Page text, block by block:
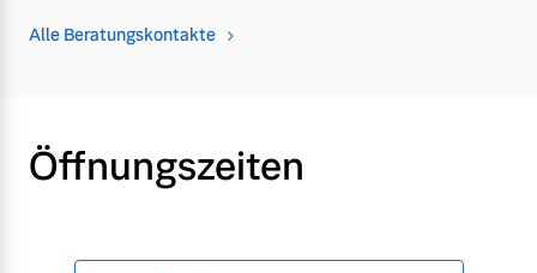
Alle Beratungskontakte
Öffnungszeiten